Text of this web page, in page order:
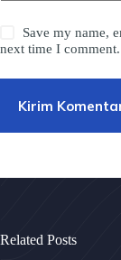
Save my name,
next time I comment.
Kirim
Related Posts